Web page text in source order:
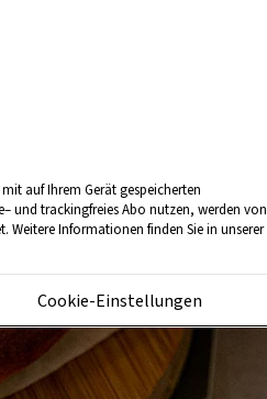
auf Ihrem Gerät gespeicherten
und trackingfreies Abo nutzen, werden von
Weitere Informationen finden Sie in unserer
Cookie-Einstellungen